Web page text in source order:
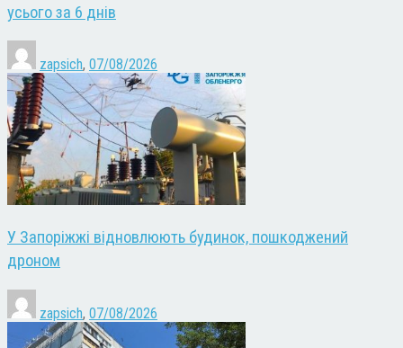
усього за 6 днів
zapsich, 07/08/2026
У Запоріжжі відновлюють будинок, пошкоджений
дроном
zapsich, 07/08/2026